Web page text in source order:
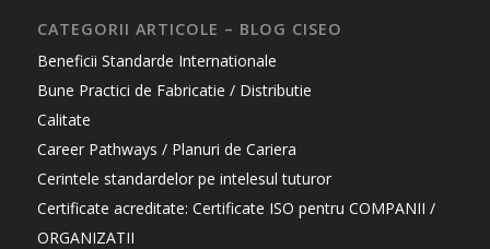
CATEGORII ARTICOLE – BLOG CISEO
Beneficii Standarde Internationale
Bune Practici de Fabricatie / Distributie
Calitate
Career Pathways / Planuri de Cariera
Cerintele standardelor pe intelesul tuturor
Certificate acreditate: Certificate ISO pentru COMPANII /
ORGANIZATII